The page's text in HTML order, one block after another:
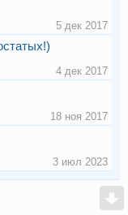
5 дек 2017
4 дек 2017
18 ноя 2017
3 июл 2023